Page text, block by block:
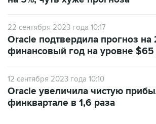
22 сентября 2023 года 10:17
Oracle подтвердила прогноз на
финансовый год на уровне
12 сентября 2023 года 10:10
Oracle увеличила чистую
финквартале в 1,6 раза